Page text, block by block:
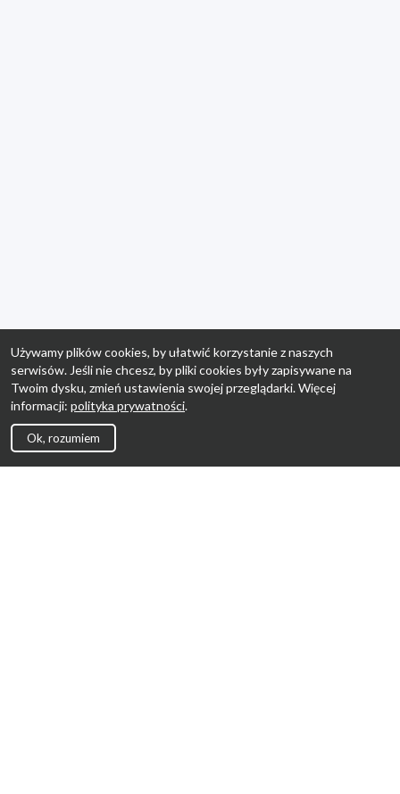
Używamy plików cookies, by ułatwić korzystanie z naszych
serwisów. Jeśli nie chcesz, by pliki cookies były zapisywane na
Twoim dysku, zmień ustawienia swojej przeglądarki. Więcej
informacji: polityka prywatności.
Ok, rozumiem